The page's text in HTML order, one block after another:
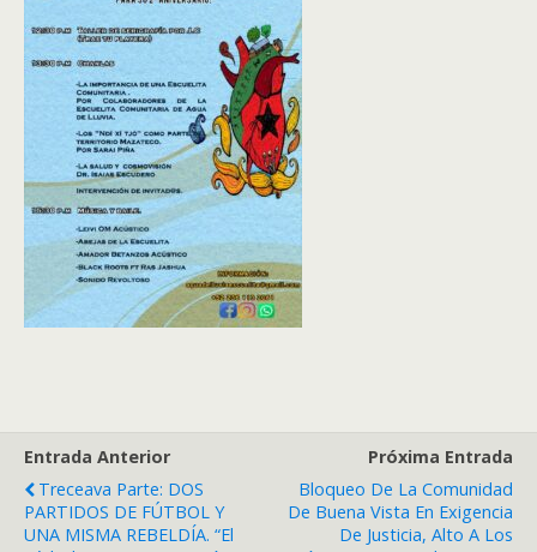
Entrada Anterior
Treceava Parte: DOS
PARTIDOS DE FÚTBOL Y
UNA MISMA REBELDÍA. “El
Próxima Entrada
Bloqueo De La Comunidad
De Buena Vista En Exigencia
De Justicia, Alto A Los